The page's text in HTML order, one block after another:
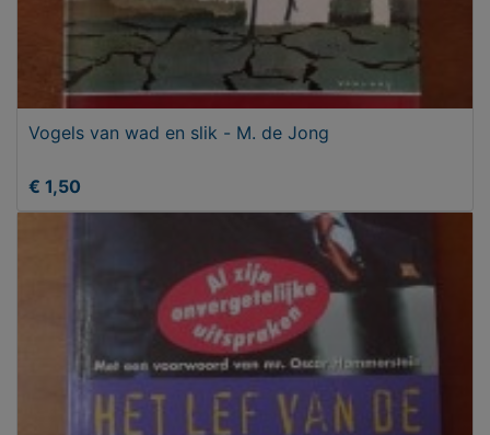
Vogels van wad en slik - M. de Jong
€ 1,50